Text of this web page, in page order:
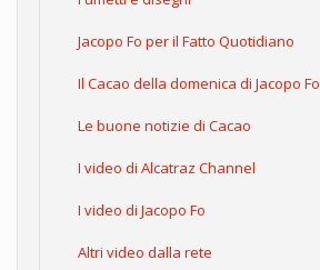
Jacopo Fo per il Fatto Quotidiano
Il Cacao della domenica di Jacopo Fo
Le buone notizie di Cacao
I video di Alcatraz Channel
I video di Jacopo Fo
Altri video dalla rete